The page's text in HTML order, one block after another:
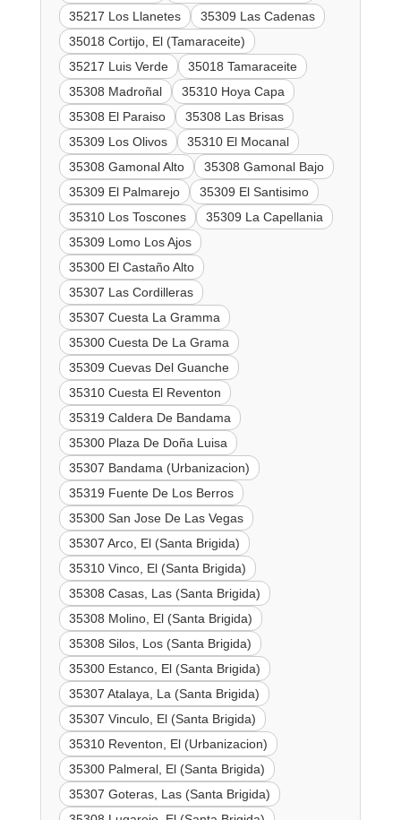
35217 Los Llanetes
35309 Las Cadenas
35018 Cortijo, El (Tamaraceite)
35217 Luis Verde
35018 Tamaraceite
35308 Madroñal
35310 Hoya Capa
35308 El Paraiso
35308 Las Brisas
35309 Los Olivos
35310 El Mocanal
35308 Gamonal Alto
35308 Gamonal Bajo
35309 El Palmarejo
35309 El Santisimo
35310 Los Toscones
35309 La Capellania
35309 Lomo Los Ajos
35300 El Castaño Alto
35307 Las Cordilleras
35307 Cuesta La Gramma
35300 Cuesta De La Grama
35309 Cuevas Del Guanche
35310 Cuesta El Reventon
35319 Caldera De Bandama
35300 Plaza De Doña Luisa
35307 Bandama (Urbanizacion)
35319 Fuente De Los Berros
35300 San Jose De Las Vegas
35307 Arco, El (Santa Brigida)
35310 Vinco, El (Santa Brigida)
35308 Casas, Las (Santa Brigida)
35308 Molino, El (Santa Brigida)
35308 Silos, Los (Santa Brigida)
35300 Estanco, El (Santa Brigida)
35307 Atalaya, La (Santa Brigida)
35307 Vinculo, El (Santa Brigida)
35310 Reventon, El (Urbanizacion)
35300 Palmeral, El (Santa Brigida)
35307 Goteras, Las (Santa Brigida)